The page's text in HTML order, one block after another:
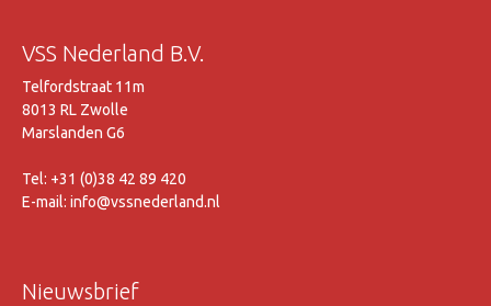
VSS Nederland B.V.
Telfordstraat 11m
8013 RL Zwolle
Marslanden G6
Tel: +31 (0)38 42 89 420
E-mail: info@vssnederland.nl
Nieuwsbrief